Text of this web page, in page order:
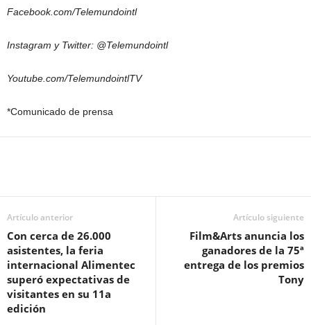
Facebook.com/Telemundointl
Instagram y Twitter: @Telemundointl
Youtube.com/TelemundointlTV
*Comunicado de prensa
Artículo anterior
Con cerca de 26.000
asistentes, la feria
internacional Alimentec
superó expectativas de
visitantes en su 11a
edición
Artículo siguiente
Film&Arts anuncia los
ganadores de la 75ª
entrega de los premios
Tony